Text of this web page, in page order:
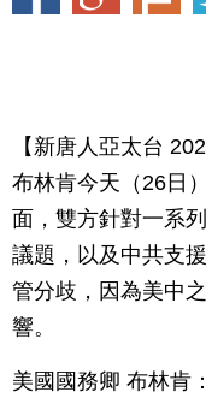
【新唐人亞太台
布林肯今天（26日
面，雙方針對一系
議題，以及中共支
管分歧，因為美中
響。
美國國務卿 布林肯